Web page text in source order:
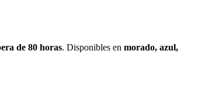
de 80 horas. Disponibles en morado, azul,